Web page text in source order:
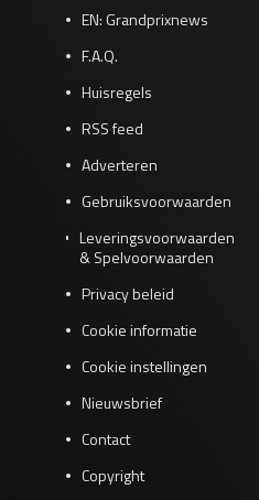
EN: Grandprixnews
F.A.Q.
Huisregels
RSS feed
Adverteren
Gebruiksvoorwaarden
Leveringsvoorwaarden
& Spelvoorwaarden
Privacy beleid
Cookie informatie
Cookie instellingen
Nieuwsbrief
Contact
Copyright